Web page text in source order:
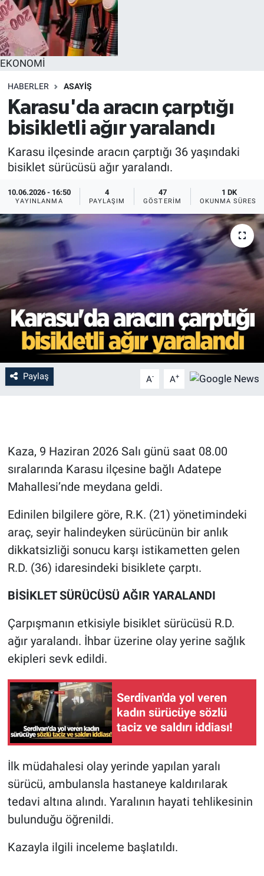
EKONOMİ
HABERLER ASAYİŞ
Karasu'da aracın çarptığı
bisikletli ağır yaralandı
Karasu ilçesinde aracın çarptığı 36 yaşındaki
bisiklet sürücüsü ağır yaralandı.
10.06.2026 - 16:50
YAYINLANMA
4
PAYLAŞIM
47
GÖSTERIM
1 DK
OKUNMA SÜRESI
Paylaş A- A+
Kaza, 9 Haziran 2026 Salı günü saat 08.00
sıralarında Karasu ilçesine bağlı Adatepe
Mahallesi’nde meydana geldi.
Edinilen bilgilere göre, R.K. (21) yönetimindeki
araç, seyir halindeyken sürücünün bir anlık
dikkatsizliği sonucu karşı istikametten gelen
R.D. (36) idaresindeki bisiklete çarptı.
BİSİKLET SÜRÜCÜSÜ AĞIR YARALANDI
Çarpışmanın etkisiyle bisiklet sürücüsü R.D.
ağır yaralandı. İhbar üzerine olay yerine sağlık
ekipleri sevk edildi.
Serdivan'da yol veren
kadın sürücüye sözlü
taciz ve saldırı iddiası!
İlk müdahalesi olay yerinde yapılan yaralı
sürücü, ambulansla hastaneye kaldırılarak
tedavi altına alındı. Yaralının hayati tehlikesinin
bulunduğu öğrenildi.
Kazayla ilgili inceleme başlatıldı.
EĞİTİM
MAGAZİN
ÖZEL HABER
HALK54 PANORAMA